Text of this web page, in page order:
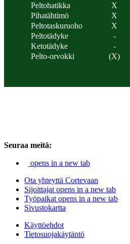
Peltohatikka
X
Pihatähtimö
X
Peltotaskuruoho
X
Peltotädyke
-
Ketotädyke
-
Pelto-orvokki
(X)
Seuraa meitä:
opens in a new tab
Ota yhteyttä Cortevaan
Sijoittajat opens in a new tab
Työpaikat opens in a new tab
Sivustokartta
Käyttöehdot
Tietosuojakäytäntö